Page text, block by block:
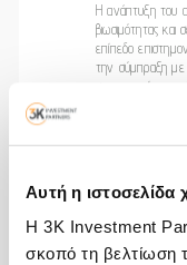
Αυτή η ιστοσελίδα
Η 3K Investment
σκοπό τη βελτίωση
H ανάπτυξη του
βιωσιμότητας
επίπεδο
την σύμπραξη με
στρατηγικής
Σε συνεργασία με
βελτίωσης
ουσιώδη θέματα
την αποστολή
x ώρες